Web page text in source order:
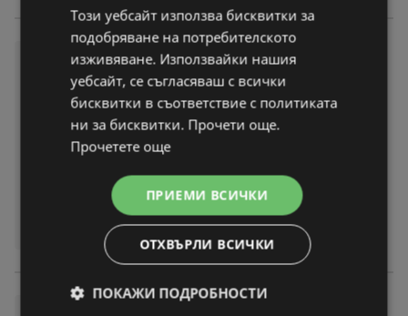
Повече летни моменти с KiK
предложения с валидност д
о 31.05.2026
брошура вече не е актуална
Този уебсайт използва бисквитки за
подобряване на потребителското
изживяване. Използвайки нашия
уебсайт, се съгласяваш с всички
бисквитки в съответствие с политиката
ни за бисквитки. Прочети още.
Прочетете още
ПРИЕМИ ВСИЧКИ
ОТХВЪРЛИ ВСИЧКИ
ПОКАЖИ ПОДРОБНОСТИ